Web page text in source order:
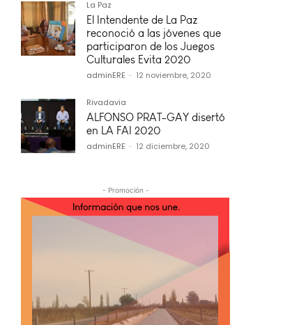
La Paz
El Intendente de La Paz
reconoció a las jóvenes que
participaron de los Juegos
Culturales Evita 2020
adminERE - 12 noviembre, 2020
Rivadavia
ALFONSO PRAT-GAY disertó
en LA FAI 2020
adminERE - 12 diciembre, 2020
- Promoción -